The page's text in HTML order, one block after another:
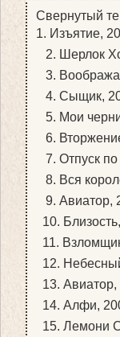
Свернутый
1. Изъятие,
2. Шерлок
3.
4. Сыщик,
5. Мои
6.
7. Отпуск
8. Вся
9. Авиатор,
10.
11.
12.
13.
14. Алфи,
15. Лемони